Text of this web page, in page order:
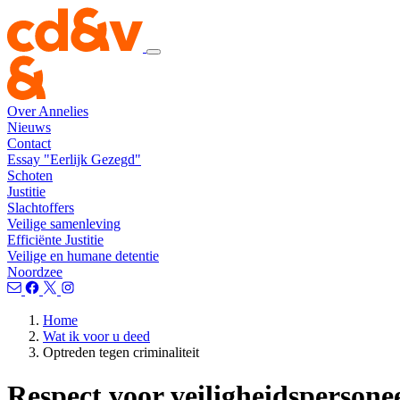
Over Annelies
Nieuws
Contact
Essay "Eerlijk Gezegd"
Schoten
Justitie
Slachtoffers
Veilige samenleving
Efficiënte Justitie
Veilige en humane detentie
Noordzee
Home
Wat ik voor u deed
Optreden tegen criminaliteit